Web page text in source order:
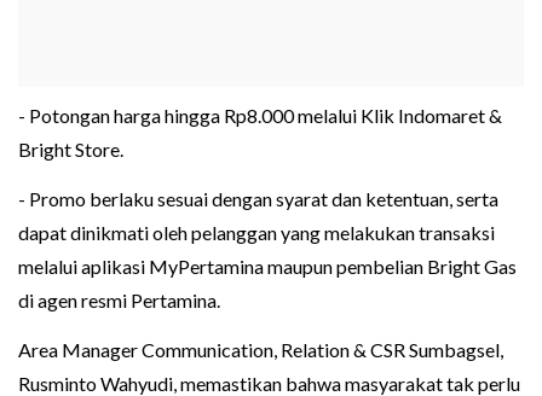
- Potongan harga hingga Rp8.000 melalui Klik Indomaret &
Bright Store.
- Promo berlaku sesuai dengan syarat dan ketentuan, serta
dapat dinikmati oleh pelanggan yang melakukan transaksi
melalui aplikasi MyPertamina maupun pembelian Bright Gas
di agen resmi Pertamina.
Area Manager Communication, Relation & CSR Sumbagsel,
Rusminto Wahyudi, memastikan bahwa masyarakat tak perlu